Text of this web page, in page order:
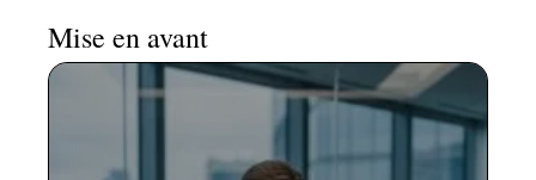
Mise en avant